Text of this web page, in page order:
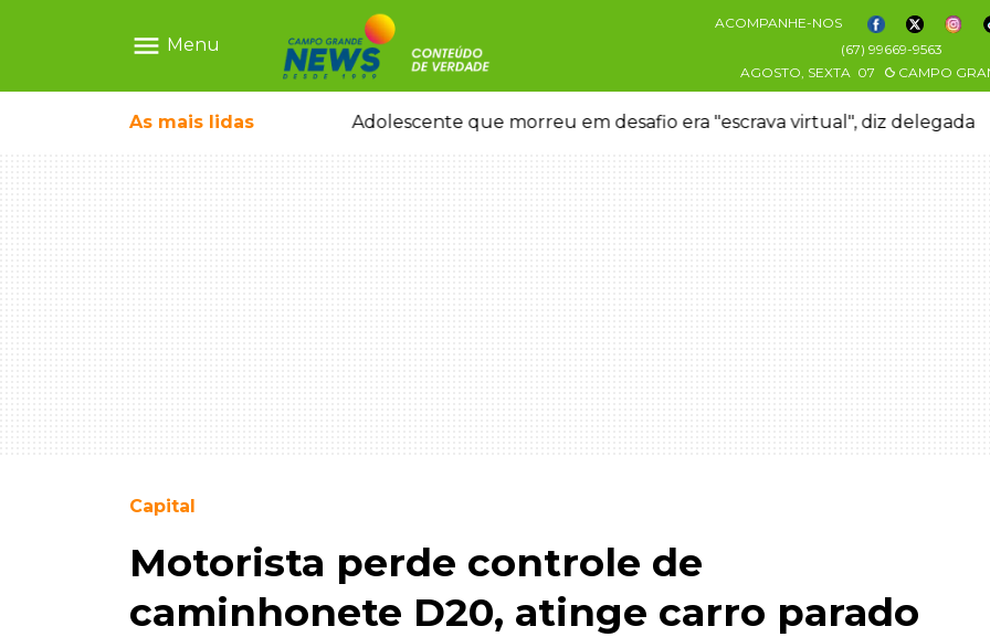
menu Menu
ACOMPANHE-NOS
(67) 99669-9563
AGOSTO, SEXTA 07 CAMPO
As mais lidas
temporal no interior Adolescente que morreu em desafio era "escrava virtual", diz delegada
Capital
Motorista perde controle de
caminhonete D20, atinge carro parado